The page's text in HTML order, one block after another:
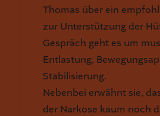
Thomas über ein
zur Unterstützung der
Gespräch geht es um
Entlastung,
Stabilisierung.
Nebenbei erwähnt sie,
der Narkose kaum noch